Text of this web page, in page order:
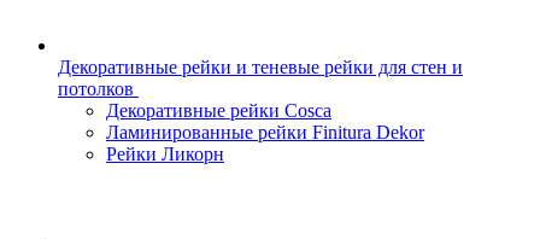
Декоративные рейки и теневые рейки для стен и
потолков
Декоративные рейки Cosca
Ламинированные рейки Finitura Dekor
Рейки Ликорн